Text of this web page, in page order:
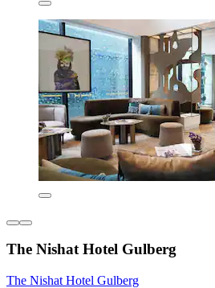
The Nishat Hotel Gulberg
The Nishat Hotel Gulberg